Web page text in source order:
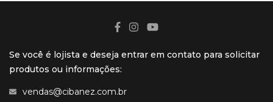
Se você é lojista e deseja entrar em contato para solicitar
produtos ou informações:
vendas@cibanez.com.br